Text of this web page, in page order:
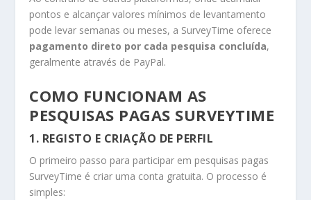
pontos e alcançar valores mínimos de levantamento
pode levar semanas ou meses, a SurveyTime oferece
pagamento direto por cada pesquisa concluída,
geralmente através de PayPal.
COMO FUNCIONAM AS
PESQUISAS PAGAS SURVEYTIME
1. REGISTO E CRIAÇÃO DE PERFIL
O primeiro passo para participar em pesquisas pagas
SurveyTime é criar uma conta gratuita. O processo é
simples: